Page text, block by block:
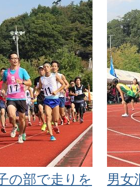
の部で走りを
男女